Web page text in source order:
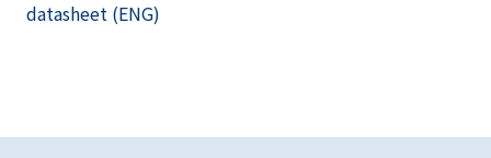
datasheet (ENG)